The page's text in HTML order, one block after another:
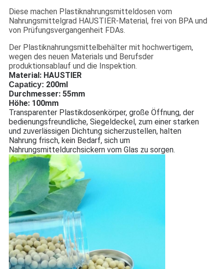
Diese machen Plastiknahrungsmitteldosen vom
Nahrungsmittelgrad HAUSTIER-Material, frei von BPA und
von Prüfungsvergangenheit FDAs.
Der Plastiknahrungsmittelbehälter mit hochwertigem,
wegen des neuen Materials und Berufsder
produktionsablauf und die Inspektion.
Material: HAUSTIER
Capaticy: 200ml
Durchmesser: 55mm
Höhe: 1 00mm
Transparenter Plastikdosenkörper, große Öffnung, der
bedienungsfreundliche, Siegeldeckel, zum einer starken
und zuverlässigen Dichtung sicherzustellen, halten
Nahrung frisch, kein Bedarf, sich um
Nahrungsmitteldurchsickern vom Glas zu sorgen.